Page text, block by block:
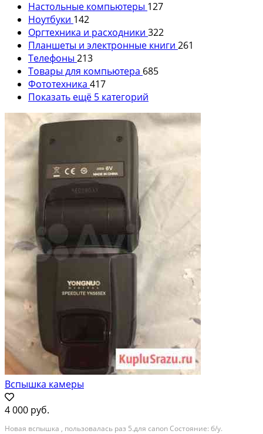
Настольные компьютеры 127
Ноутбуки 142
Оргтехника и расходники 322
Планшеты и электронные книги 261
Телефоны 213
Товары для компьютера 685
Фототехника 417
Показать ещё 5 категорий
Вспышка камеры
4 000 руб.
Новая вспышка , пользовалась раз 5.для canon Состояние: б/у.